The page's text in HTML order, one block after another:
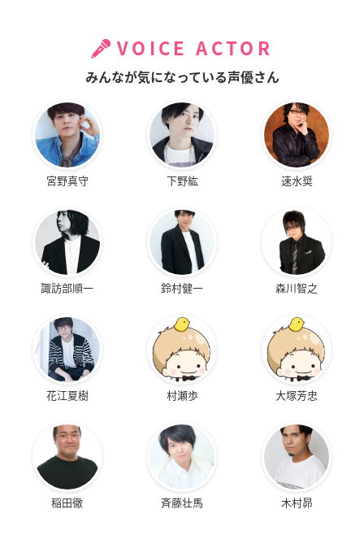
VOICE ACTOR
みんなが気になっている声優さん
宮野真守 下野紘 速水奨
諏訪部順一 鈴村健一 森川智之
花江夏樹 村瀬歩 大塚芳忠
稲田徹 斉藤壮馬 木村昴